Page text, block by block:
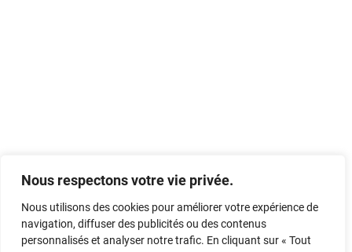
Nous respectons votre vie privée.
Nous utilisons des cookies pour améliorer votre expérience de
navigation, diffuser des publicités ou des contenus
personnalisés et analyser notre trafic. En cliquant sur « Tout